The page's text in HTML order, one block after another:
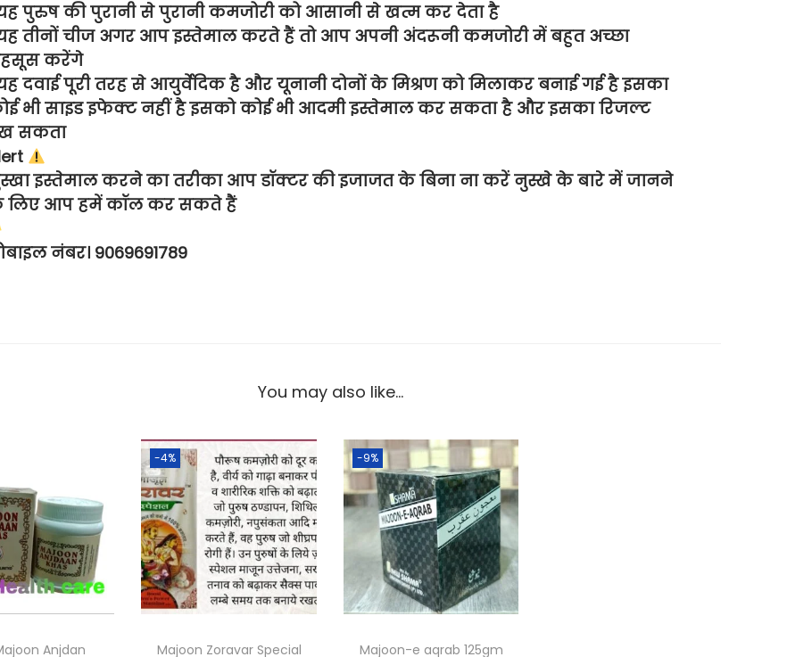
पुरुष की पुरानी से पुरानी कमजोरी को आसानी से खत्म कर देता है
तीनों चीज अगर आप इस्तेमाल करते हैं तो आप अपनी अंदरूनी कमजोरी में बहुत अच्छा
करेंगे
दवाई पूरी तरह से आयुर्वेदिक है और यूनानी दोनों के मिश्रण को मिलाकर बनाई गई है इसका
भी साइड इफेक्ट नहीं है इसको कोई भी आदमी इस्तेमाल कर सकता है और इसका रिजल्ट
सकता
इस्तेमाल करने का तरीका आप डॉक्टर की इजाजत के बिना ना करें नुस्खे के बारे में जानने
लिए आप हमें कॉल कर सकते हैं
नंबर। 9069691789
You may also like…
Anjdan
-4%
Majoon Zoravar Special
-9%
Majoon-e aqrab 125gm